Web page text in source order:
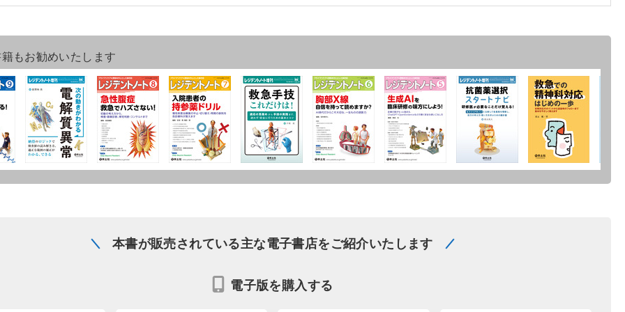
もお勧めいたします
本書が販売されている主な電子書店をご紹介いたします
電子版を購入する